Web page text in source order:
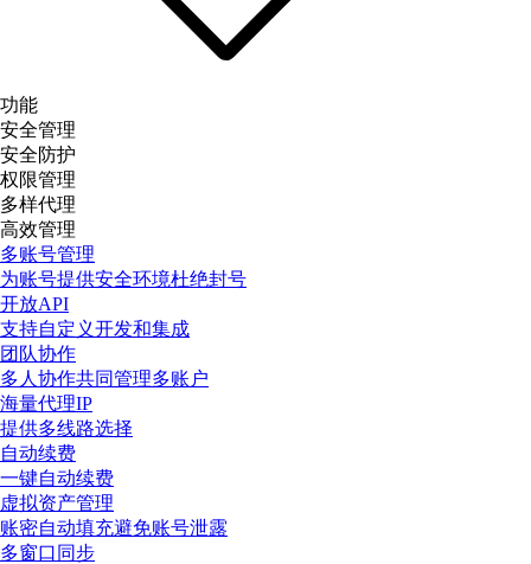
功能
安全管理
安全防护
权限管理
多样代理
高效管理
多账号管理
为账号提供安全环境杜绝封号
开放API
支持自定义开发和集成
团队协作
多人协作共同管理多账户
海量代理IP
提供多线路选择
自动续费
一键自动续费
虚拟资产管理
账密自动填充避免账号泄露
多窗口同步